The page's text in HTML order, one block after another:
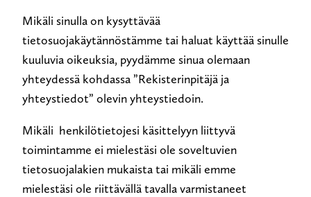
Mikäli sinulla on kysyttävää
tietosuojakäytännöstämme tai haluat käyttää sinulle
kuuluvia oikeuksia, pyydämme sinua olemaan
yhteydessä kohdassa ”Rekisterinpitäjä ja
yhteystiedot” olevin yhteystiedoin.
Mikäli henkilötietojesi käsittelyyn liittyvä
toimintamme ei mielestäsi ole soveltuvien
tietosuojalakien mukaista tai mikäli emme
mielestäsi ole riittävällä tavalla varmistaneet